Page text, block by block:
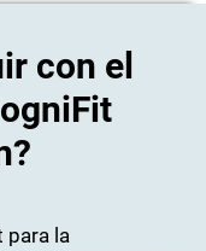
con el
para la